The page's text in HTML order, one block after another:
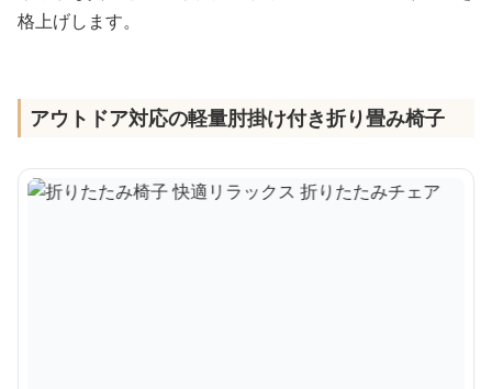
格上げします。
アウトドア対応の軽量肘掛け付き折り畳み椅子